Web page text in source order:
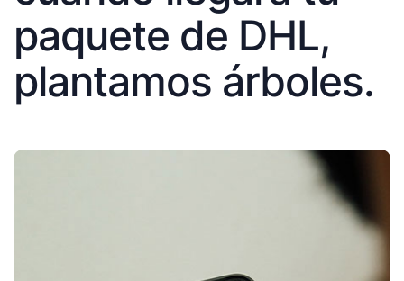
paquete de DHL,
plantamos árboles.